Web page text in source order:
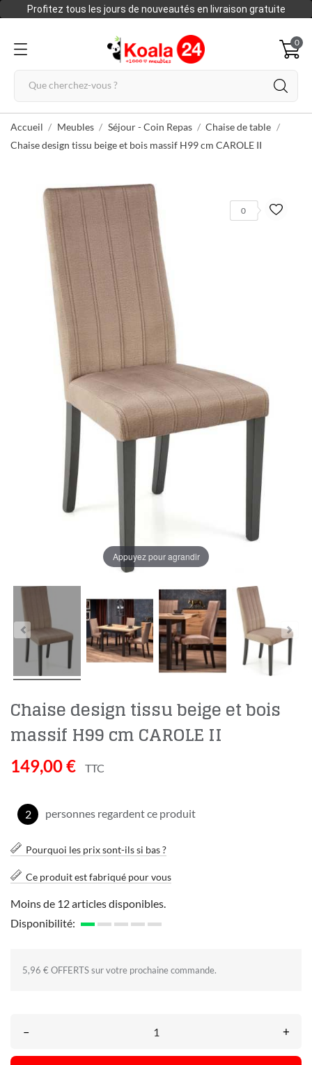
Profitez tous les jours de nouveautés en livraison gratuite
0
Accueil Meubles Séjour - Coin Repas
Chaise de table
Chaise design tissu beige et bois massif H99 cm CAROLE II
Appuyez pour agrandir
0
Chaise design tissu beige et bois
massif H99 cm CAROLE II
149,00 € TTC
2 personnes regardent ce produit
Pourquoi les prix sont-ils si bas ?
Ce produit est fabriqué pour vous
Moins de 12 articles disponibles.
Disponibilité:
5,96 € OFFERTS sur votre prochaine commande.
– +